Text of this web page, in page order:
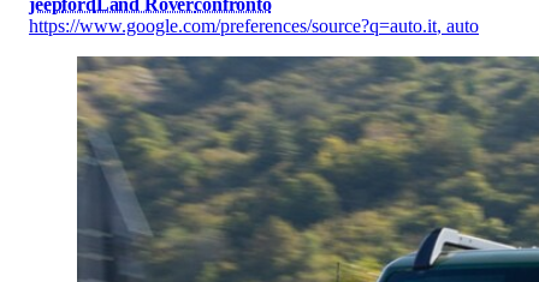
https://www.google.com/preferences/source?q=auto.it, auto